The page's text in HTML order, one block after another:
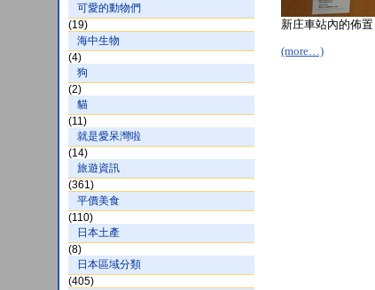
可愛的動物們
(19)
海中生物
(4)
狗
(2)
貓
(11)
就是愛呆灣啦
(14)
旅遊資訊
(361)
平價美食
(110)
日本土產
(8)
日本區域分類
(405)
新庄車站內的佈置
(more…)